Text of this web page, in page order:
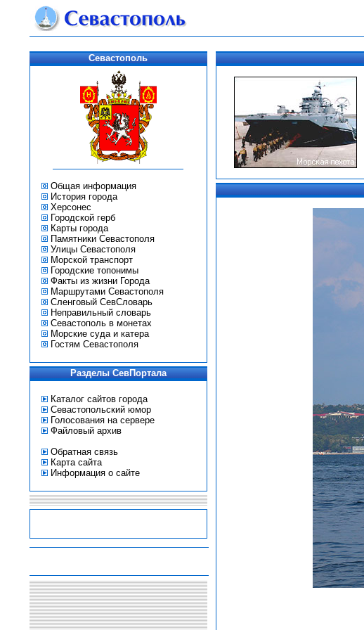
Севастополь
Общая информация
История города
Херсонес
Городской герб
Карты города
Памятники Севастополя
Улицы Севастополя
Морской транспорт
Городские топонимы
Факты из жизни Города
Маршрутами Севастополя
Сленговый СевСловарь
Неправильный словарь
Севастополь в монетах
Морские суда и катера
Гостям Севастополя
Разделы СевПортала
Каталог сайтов города
Севастопольский юмор
Голосования на сервере
Файловый архив
Обратная связь
Карта сайта
Информация о сайте